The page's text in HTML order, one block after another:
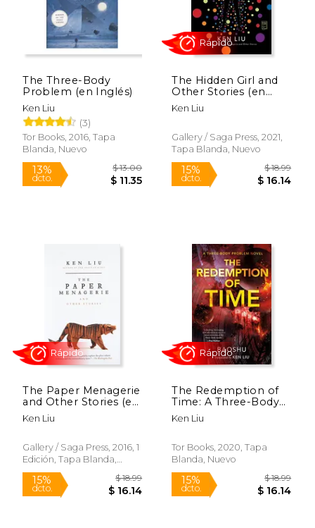
The Three-Body
Problem (en Inglés)
Ken Liu
(3)
Tor Books, 2016, Tapa
Blanda, Nuevo
dcto.
The Hidden Girl and
Other Stories (en
Inglés)
Ken Liu
Gallery / Saga Press, 2021,
Tapa Blanda, Nuevo
15%
dcto.
The Paper Menagerie
and Other Stories (en
Inglés)
Ken Liu
Gallery / Saga Press, 2016, 1
Edición, Tapa Blanda,
Nuevo
The Redemption of
Time: A Three-Body
Problem Novel: 4 (en
Inglés)
Ken Liu
Tor Books, 2020, Tapa
Blanda, Nuevo